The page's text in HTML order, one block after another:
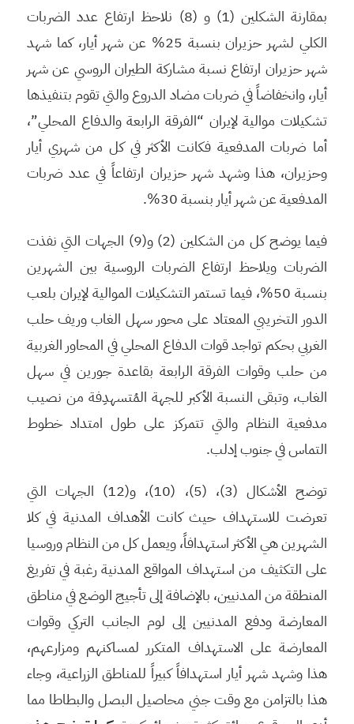
بمقارنة الشكلين (1) و (8) نلاحظ ارتفاع عدد الضربات
الكلي لشهر حزيران بنسبة 25% عن شهر أيار، كما شهد
شهر حزيران ارتفاع نسبة مشاركة الطيران الروسي عن شهر
أيار، وانخفاضاً في ضربات مضاد الدروع والتي تقوم بتنفيذها
تشكيلات موالية لإيران “الفرقة الرابعة والدفاع المحلي”،
أما ضربات المدفعية فكانت الأكثر في كل من شهري أيار
وحزيران، هذا وشهد شهر حزيران ارتفاعاً في عدد ضربات
المدفعية عن شهر أيار بنسبة 30%.
فيما يوضح كل من الشكلين (2) و(9) الجهات التي نفذت
الضربات ويلاحظ ارتفاع الضربات الروسية بين الشهرين
بنسبة 50%، فيما تستمر التشكيلات الموالية لإيران بلعب
الدور التخريبي المعتاد على محور سهل الغاب وريف حلب
الغربي بحكم تواجد قوات الدفاع المحلي في المحاور الغربية
من حلب وقوات الفرقة الرابعة بقاعدة جورين في سهل
الغاب، وتبقى النسبة الأكبر للجهة المُتسهدِفة من نصيب
مدفعية النظام والتي تتمركز على طول امتداد خطوط
التماس في جنوب إدلب.
توضح الأشكال (3)، (5)، (10)، و(12) الجهات التي
تعرضت للاستهداف حيث كانت الأهداف المدنية في كلا
الشهرين هي الأكثر استهدافاً، ويعمل كل من النظام وروسيا
على التكثيف من استهداف المواقع المدنية رغبة في تفريغ
المنطقة من المدنيين، بالإضافة إلى تأجيج الوضع في مناطق
المعارضة ودفع المدنيين إلى لوم الجانب التركي وقوات
المعارضة على الاستهداف المتكرر لمساكنهم ومزارعهم،
هذا وشهد شهر أيار استهدافاً كبيراً للمناطق الزراعية، وجاء
هذا بالتزامن مع وقت جني محاصيل البصل والبطاطا مما